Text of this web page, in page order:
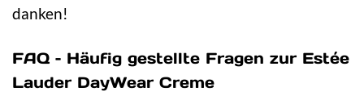
danken!
FAQ – Häufig gestellte Fragen zur Estée
Lauder DayWear Creme